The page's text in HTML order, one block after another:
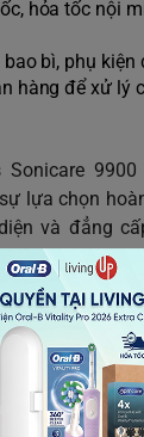
hỏa tốc nội
bì, phụ kiện
hàng để xử lý
9900
lựa chọn
và đẳng
Sonicare,
trội, giúp
1 15 ngày